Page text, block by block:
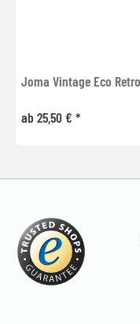
Joma Vintage Eco
ab 25,50 € *